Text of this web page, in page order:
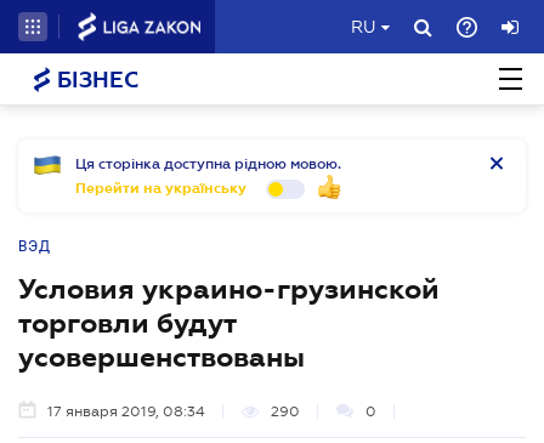
RU
БІЗНЕС
Ця сторінка доступна рідною мовою.
Перейти на українську
ВЭД
Условия украино-грузинской
торговли будут
усовершенствованы
17 января 2019, 08:34 290 0